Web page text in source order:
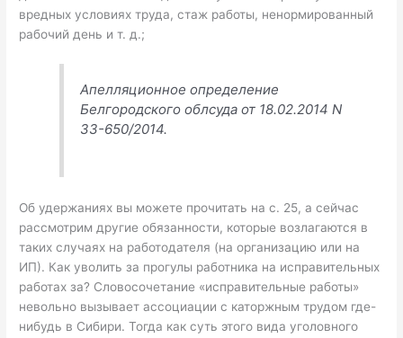
вредных условиях труда, стаж работы, ненормированный
рабочий день и т. д.;
Апелляционное определение
Белгородского облсуда от 18.02.2014 N
33-650/2014.
Об удержаниях вы можете прочитать на с. 25, а сейчас
рассмотрим другие обязанности, которые возлагаются в
таких случаях на работодателя (на организацию или на
ИП). Как уволить за прогулы работника на исправительных
работах за? Словосочетание «исправительные работы»
невольно вызывает ассоциации с каторжным трудом где-
нибудь в Сибири. Тогда как суть этого вида уголовного